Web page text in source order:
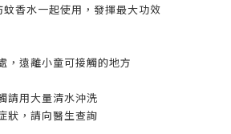
香水一起使用，發揮最大功效
，遠離小童可接觸的地方
請用大量清水沖洗
狀，請向醫生查詢